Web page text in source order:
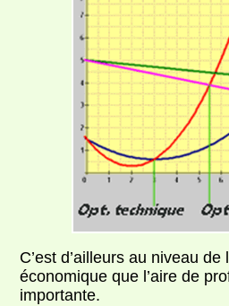
C’est d’ailleurs au niveau de
économique que l’aire de
importante.